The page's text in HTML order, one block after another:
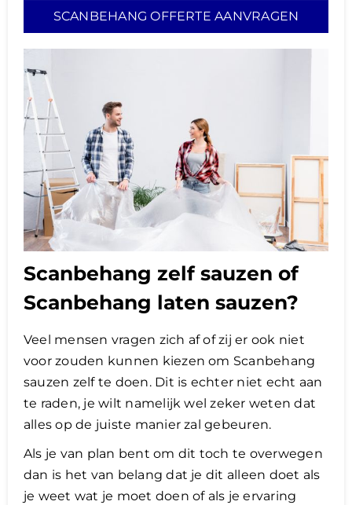
SCANBEHANG OFFERTE AANVRAGEN
Scanbehang zelf sauzen of
Scanbehang laten sauzen?
Veel mensen vragen zich af of zij er ook niet
voor zouden kunnen kiezen om Scanbehang
sauzen zelf te doen. Dit is echter niet echt aan
te raden, je wilt namelijk wel zeker weten dat
alles op de juiste manier zal gebeuren.
Als je van plan bent om dit toch te overwegen
dan is het van belang dat je dit alleen doet als
je weet wat je moet doen of als je ervaring